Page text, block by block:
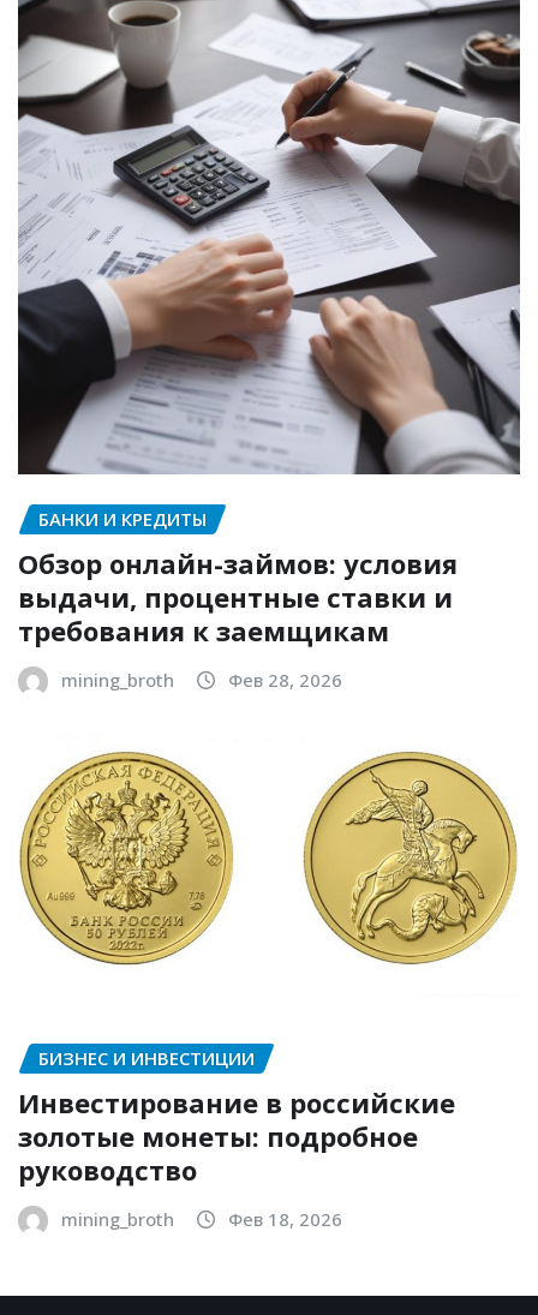
БАНКИ И КРЕДИТЫ
Обзор онлайн-займов: условия
выдачи, процентные ставки и
требования к заемщикам
mining_broth Фев 28, 2026
БИЗНЕС И ИНВЕСТИЦИИ
Инвестирование в российские
золотые монеты: подробное
руководство
mining_broth Фев 18, 2026